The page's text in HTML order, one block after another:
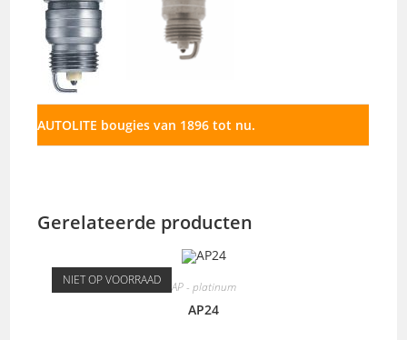
AUTOLITE bougies van 1896 tot nu.
Gerelateerde producten
NIET OP VOORRAAD AP - platinum
AP24